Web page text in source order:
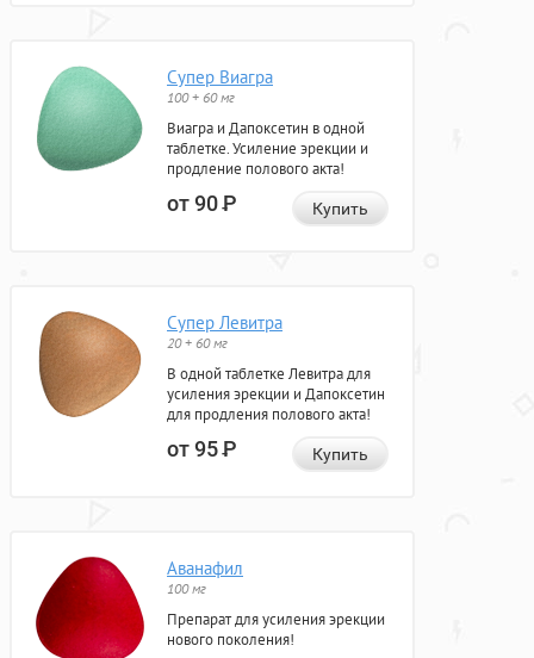
Супер Виагра
100 + 60 мг
Виагра и Дапоксетин в одной
таблетке. Усиление эрекции и
продление полового акта!
от 90Р Купить
Супер Левитра
20 + 60 мг
В одной таблетке Левитра для
усиления эрекции и Дапоксетин
для продления полового акта!
от 95Р Купить
Аванафил
100 мг
Препарат для усиления эрекции
нового поколения!